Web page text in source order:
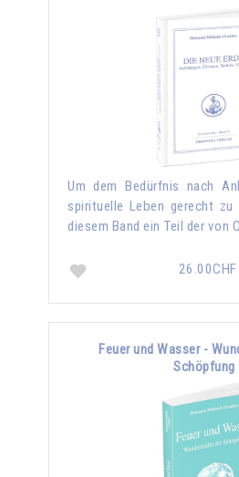
Um dem Bedürfnis nach
spirituelle Leben gerecht zu
diesem Band ein Teil der von
26.00CHF
Feuer und Wasser -
Schöpfung